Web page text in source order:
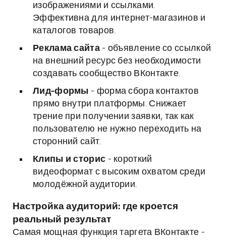
изображениями и ссылками.
Эффективна для интернет-магазинов и
каталогов товаров.
Реклама сайта- объявление со ссылкой
на внешний ресурс без необходимости
создавать сообщество ВКонтакте.
Лид-формы - форма сбора контактов
прямо внутри платформы. Снижает
трение при получении заявки, так как
пользователю не нужно переходить на
сторонний сайт.
Клипы и сторис - короткий
видеоформат с высоким охватом среди
молодёжной аудитории.
Настройка аудиторий: где кроется
реальный результат
Самая мощная функция таргета ВКонтакте -